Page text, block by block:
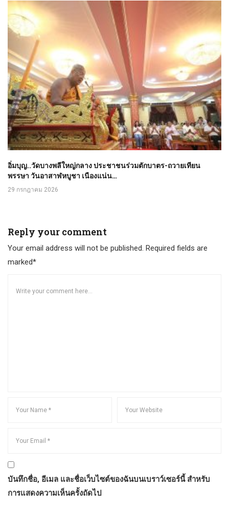
อิ่มบุญ..วัดบางพลีใหญ่กลาง ประชาชนร่วมตักบาตร-ถวายเทียน
พรรษา วันอาสาฬหบูชา เนืองแน่น…
29 กรกฎาคม 2026
Reply your comment
Your email address will not be published. Required fields are
marked*
บันทึกชื่อ, อีเมล และชื่อเว็บไซต์ของฉันบนเบราว์เซอร์นี้ สำหรับ
การแสดงความเห็นครั้งถัดไป